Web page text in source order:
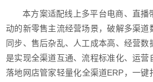
本方案适配线上多平台电商、直
动的新零售主流经营场景，破解多渠
同步、售后杂乱、人工成本高、经营
是实现全渠道互通、流程标准化、运
落地网店管家轻量化全渠道ERP，一键